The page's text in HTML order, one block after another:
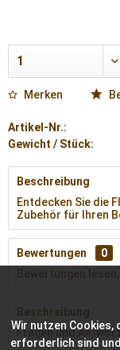
Merken
Artikel-Nr.:
Gewicht / Stück:
Beschreibung
Entdecken Sie die
Zubehör für Ihren
Bewertungen
0
Bewertungen
Beschreibung
Fragen und
Wir nutzen Cookies,
erforderlich sind